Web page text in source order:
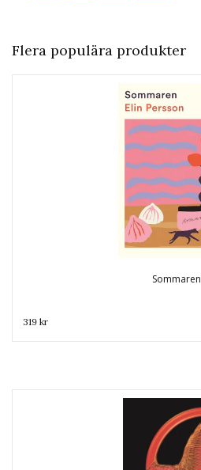
Flera populära produkter
Sommaren
319 kr